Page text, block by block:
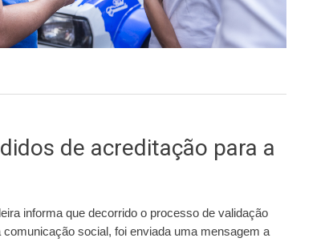
de acreditação para a
informa que decorrido o processo de validação
social, foi enviada uma mensagem a